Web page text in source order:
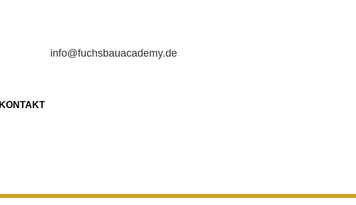
info@fuchsbauacademy.de
KONTAKT